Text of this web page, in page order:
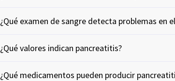
¿Qué examen de sangre detecta problemas en
¿Qué valores indican pancreatitis?
¿Qué medicamentos pueden producir